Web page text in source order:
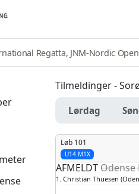
Regatta, JNM-Nordic
Tilmeldinger -
Lørdag
Løb 101
U14 M1X
AFMELDTOdense
1. Christian Thuesen